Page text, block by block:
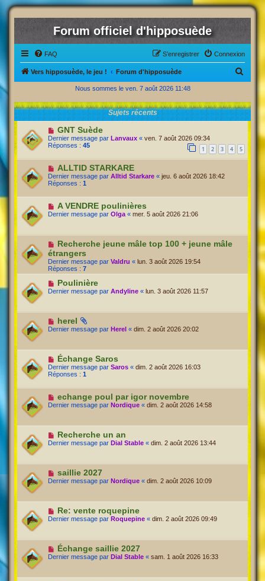
Forum officiel d'hipposuède
FAQ Connexion
S’enregistrer
Vers hipposuède, le jeu ! Forum d'hipposuède
r
Nous sommes le ven. 7 août 2026 11:48
Sujets récents
GNT Suède
Dernier message par Lanvaux « ven. 7 août 2026 09:34
Réponses : 45 1 2 3 4 5
ALLTID STARKARE
Dernier message par Alltid Starkare « jeu. 6 août 2026 18:42
Réponses : 1
A VENDRE poulinières
Dernier message par Olga « mer. 5 août 2026 21:06
Recherche jeune mâle top 100 + jeune mâle
étrangers
Dernier message par Valdru « lun. 3 août 2026 19:54
Réponses : 7
Poulinière
Dernier message par Andyline « lun. 3 août 2026 11:57
herel
Dernier message par Herel « dim. 2 août 2026 20:02
Échange Saros
Dernier message par Saros « dim. 2 août 2026 16:03
Réponses : 1
echange poul par igor novembre
Dernier message par Nordique « dim. 2 août 2026 14:58
Recherche un an
Dernier message par Dial Stable « dim. 2 août 2026 13:44
saillie 2027
Dernier message par Nordique « dim. 2 août 2026 10:09
Re: vente roquepine
Dernier message par Roquepine « dim. 2 août 2026 09:49
Échange saillie 2027
Dernier message par Dial Stable « sam. 1 août 2026 16:33